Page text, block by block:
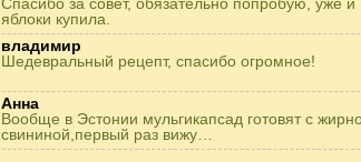
яблоки купила.
владимир
Шедевральный рецепт, спасибо огромное!
Анна
Вообще в Эстонии мульгикапсад готовят с
свининой,первый раз вижу…